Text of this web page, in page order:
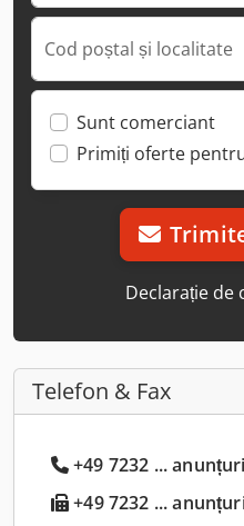
Cod poștal și localitate
Sunt comerciant
Primiți oferte
Declarație de
Telefon & Fax
+49 7232 ... anunțuri
+49 7232 ...